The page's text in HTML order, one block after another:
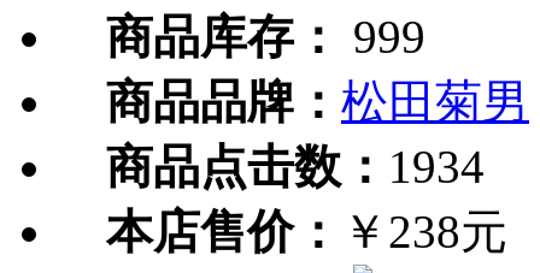
商品库存：
999
商品品牌： 松田菊男
商品点击数： 1934
本店售价： ￥238元